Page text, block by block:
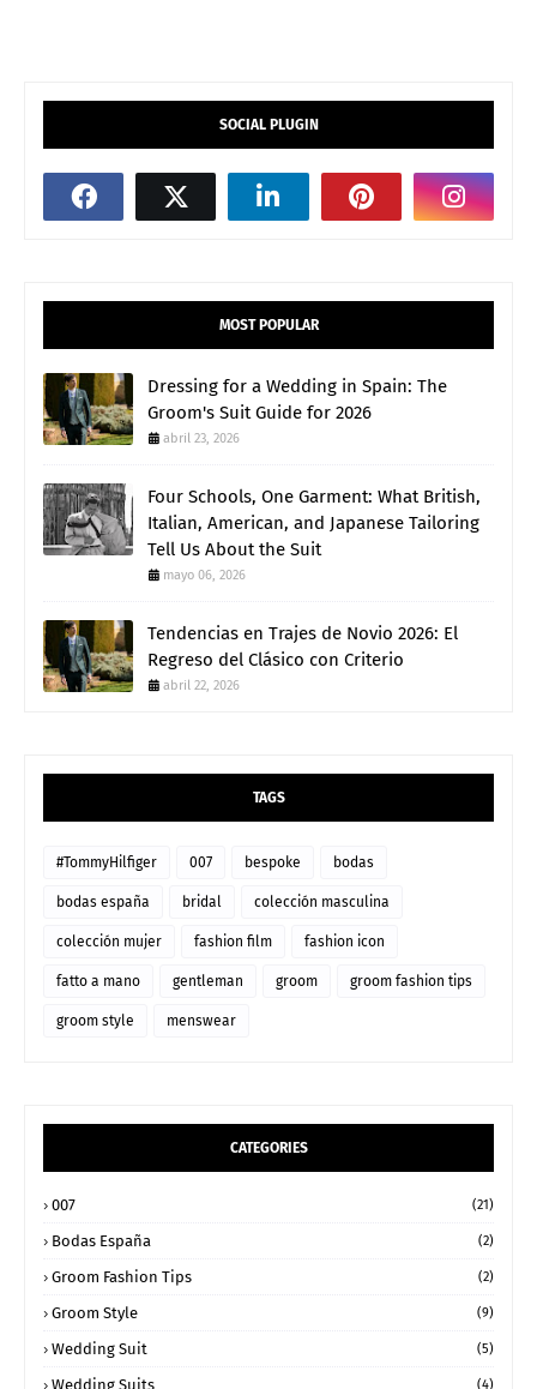
SOCIAL PLUGIN
MOST POPULAR
Dressing for a Wedding in Spain: The
Groom's Suit Guide for 2026
abril 23, 2026
Four Schools, One Garment: What British,
Italian, American, and Japanese Tailoring
Tell Us About the Suit
mayo 06, 2026
Tendencias en Trajes de Novio 2026: El
Regreso del Clásico con Criterio
abril 22, 2026
TAGS
#TommyHilfiger 007 bespoke bodas
bodas españa bridal colección masculina
colección mujer fashion film fashion icon
fatto a mano gentleman groom groom fashion tips
groom style menswear
CATEGORIES
007 (21)
Bodas España (2)
Groom Fashion Tips (2)
Groom Style (9)
Wedding Suit (5)
Wedding Suits (4)